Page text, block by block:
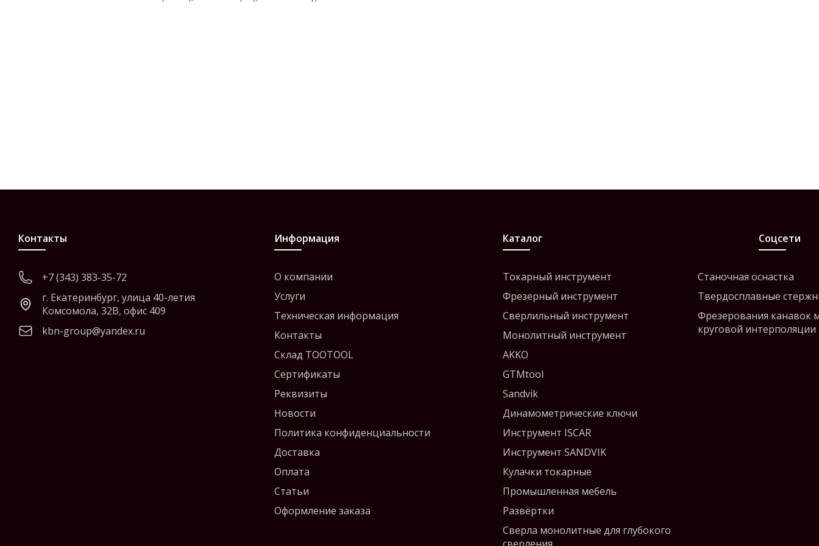
Контакты
+7 (343) 383-35-72
г. Екатеринбург, улица 40-летия
Комсомола, 32В, офис 409
kbn-group@yandex.ru
Информация
О компании
Услуги
Техническая информация
Контакты
Склад TOOTOOL
Сертификаты
Реквизиты
Новости
Политика конфиденциальности
Доставка
Оплата
Статьи
Оформление заказа
Каталог
Токарный инструмент
Фрезерный инструмент
Сверлильный инструмент
Монолитный инструмент
AKKO
GTMtool
Sandvik
Динамометрические ключи
Инструмент ISCAR
Инструмент SANDVIK
Кулачки токарные
Промышленная мебель
Развёртки
Сверла монолитные для глубокого
Станочная оснастка
Твердосплавные
Фрезерования канавок
круговой интерполяции
Соцсети